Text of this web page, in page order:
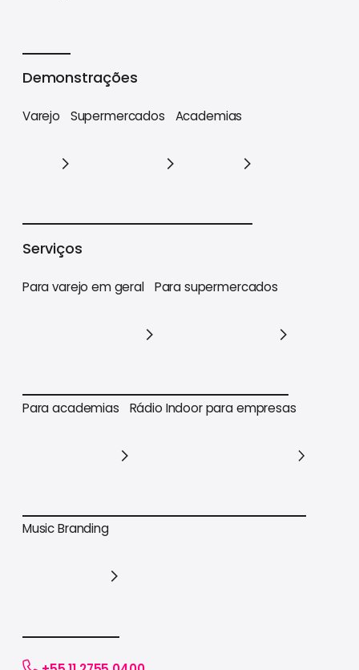
Demonstrações
Varejo Supermercados Academias
Serviços
Para varejo em geral
Para varejo em geral
Para supermercados
Para supermercados
Para academias
Para academias
Rádio Indoor para empresas
Music Branding